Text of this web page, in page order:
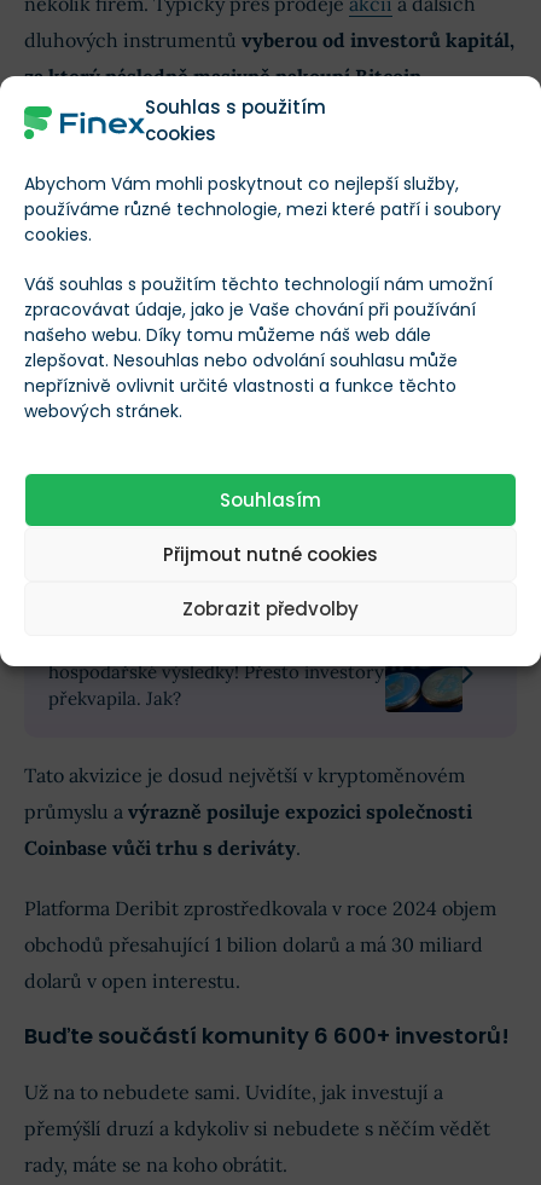
Souhlas s použitím
cookies
Abychom Vám mohli poskytnout co nejlepší služby,
používáme různé technologie, mezi které patří i soubory
cookies.
Váš souhlas s použitím těchto technologií nám umožní
zpracovávat údaje, jako je Vaše chování při používání
našeho webu. Díky tomu můžeme náš web dále
zlepšovat. Nesouhlas nebo odvolání souhlasu může
nepříznivě ovlivnit určité vlastnosti a funkce těchto
webových stránek.
Souhlasím
Přijmout nutné cookies
Zobrazit předvolby
dluhových instrumentů vyberou od investorů kapitál,
za který následně masivně nakoupí Bitcoin.
Strategy! Masivně nakoupí Bitcoin
Bitcoin drží více než 100 veřejně obchodovaných
společností po celém světě, přes 40 emitentůETF,
soukromých firem a 12 států.
Coinbase také oznámila akvizici společnosti
platformy poskytující kryptoměnové deriváty.Za
transakci burza zaplatí 2,9 miliardy dolarů
hospodářské výsledky! Přesto investory
překvapila. Jak?
Tato akvizice je dosud největší v kryptoměnovém
průmyslu a výrazně posiluje expozici společnosti
Coinbase vůči trhu s deriváty.
Platforma Deribit zprostředkovala v roce 2024 objem
obchodů přesahující 1 bilion dolarů a má 30 miliard
dolarů v open interestu.
Buďte součástí komunity 6 600+ investorů!
Už na to nebudete sami. Uvidíte, jak investují a
přemýšlí druzí a kdykoliv si nebudete s něčím vědět
rady, máte se na koho obrátit.